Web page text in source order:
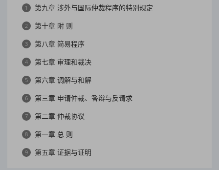
1 第九章 涉外与国际仲裁程序的特别规定
2 第十章 附 则
3 第八章 简易程序
4 第七章 审理和裁决
5 第六章 调解与和解
6 第三章 申请仲裁、答辩与反请求
7 第二章 仲裁协议
8 第一章 总 则
9 第五章 证据与证明